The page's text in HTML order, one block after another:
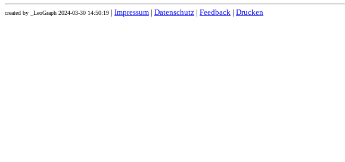
created by _LeoGraph 2024-03-30 14:50:19 Impressum Datenschutz Feedback Drucken